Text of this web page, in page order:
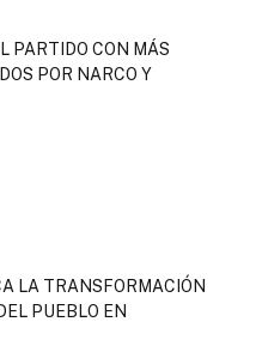
PARTIDO CON MÁS
POR NARCO Y
LA TRANSFORMACIÓN
PUEBLO EN